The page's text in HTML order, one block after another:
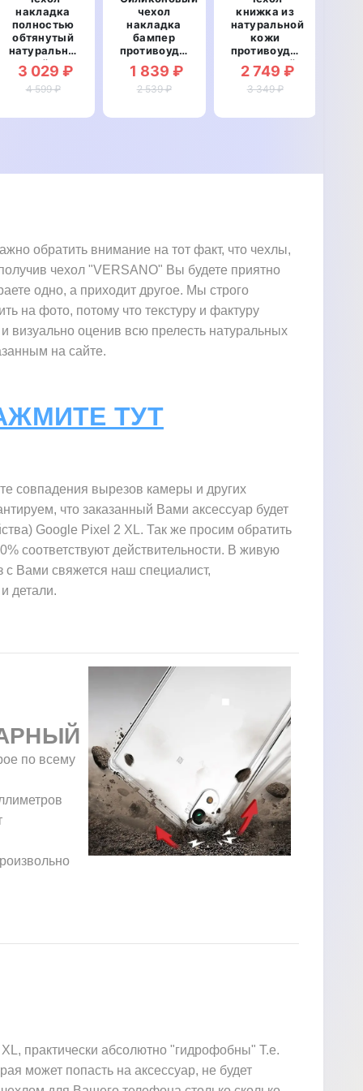
накладка
полностью
обтянутый
натуральной
кожей для
Google Pixel
2 XL
BULL"
3 029 ₽
4 599 ₽
чехол
накладка
бампер
противоударный
со
вставкой из
натуральной
Google Pixel
1 839 ₽
2 539 ₽
книжка из
натуральной
кожи
противоударный
магнитный
для Google
Pixel 2 XL
2 749 ₽
3 349 ₽
обратить внимание на тот факт, что чехлы,
чехол "VERSANO" Вы будете приятно
одно, а приходит другое. Мы строго
на фото, потому что текстуру и фактуру
визуально оценив всю прелесть натуральных
на сайте.
ТУТ
совпадения вырезов камеры и других
что заказанный Вами аксессуар будет
Google Pixel 2 XL. Так же просим обратить
соответствуют действительности. В живую
с Вами свяжется наш специалист,
детали.
по всему
практически абсолютно "гидрофобны" Т.е.
может попасть на аксессуар, не будет